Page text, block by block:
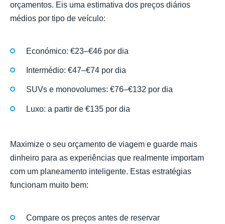
orçamentos. Eis uma estimativa dos preços diários
médios por tipo de veículo:
Económico: €23–€46 por dia
Intermédio: €47–€74 por dia
SUVs e monovolumes: €76–€132 por dia
Luxo: a partir de €135 por dia
Maximize o seu orçamento de viagem e guarde mais
dinheiro para as experiências que realmente importam
com um planeamento inteligente. Estas estratégias
funcionam muito bem:
Compare os preços antes de reservar